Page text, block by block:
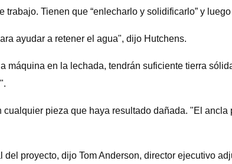
Tienen que “enlecharlo y solidificarlo” y
ayudar a retener el agua", dijo Hutchens.
máquina en la lechada, tendrán suficiente tierra
pieza que haya resultado dañada. "El
proyecto, dijo Tom Anderson, director ejecutivo